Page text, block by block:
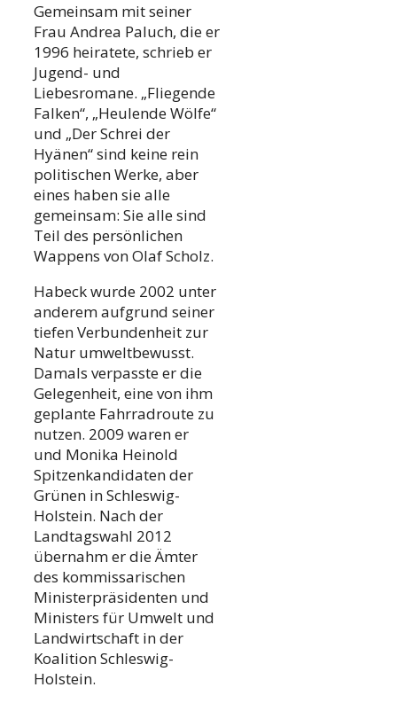
Gemeinsam mit seiner
Frau Andrea Paluch, die er
1996 heiratete, schrieb er
Jugend- und
Liebesromane. „Fliegende
Falken“, „Heulende Wölfe“
und „Der Schrei der
Hyänen“ sind keine rein
politischen Werke, aber
eines haben sie alle
gemeinsam: Sie alle sind
Teil des persönlichen
Wappens von Olaf Scholz.
Habeck wurde 2002 unter
anderem aufgrund seiner
tiefen Verbundenheit zur
Natur umweltbewusst.
Damals verpasste er die
Gelegenheit, eine von ihm
geplante Fahrradroute zu
nutzen. 2009 waren er
und Monika Heinold
Spitzenkandidaten der
Grünen in Schleswig-
Holstein. Nach der
Landtagswahl 2012
übernahm er die Ämter
des kommissarischen
Ministerpräsidenten und
Ministers für Umwelt und
Landwirtschaft in der
Koalition Schleswig-
Holstein.